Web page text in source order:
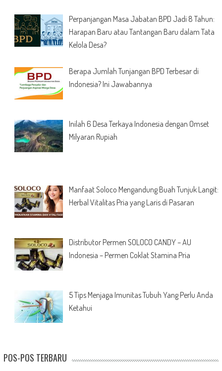
Perpanjangan Masa Jabatan BPD Jadi 8 Tahun:
Harapan Baru atau Tantangan Baru dalam Tata
Kelola Desa?
Berapa Jumlah Tunjangan BPD Terbesar di
Indonesia? Ini Jawabannya
Inilah 6 Desa Terkaya Indonesia dengan Omset
Milyaran Rupiah
Manfaat Soloco Mengandung Buah Tunjuk Langit:
Herbal Vitalitas Pria yang Laris di Pasaran
Distributor Permen SOLOCO CANDY – AU
Indonesia – Permen Coklat Stamina Pria
5 Tips Menjaga Imunitas Tubuh Yang Perlu Anda
Ketahui
POS-POS TERBARU